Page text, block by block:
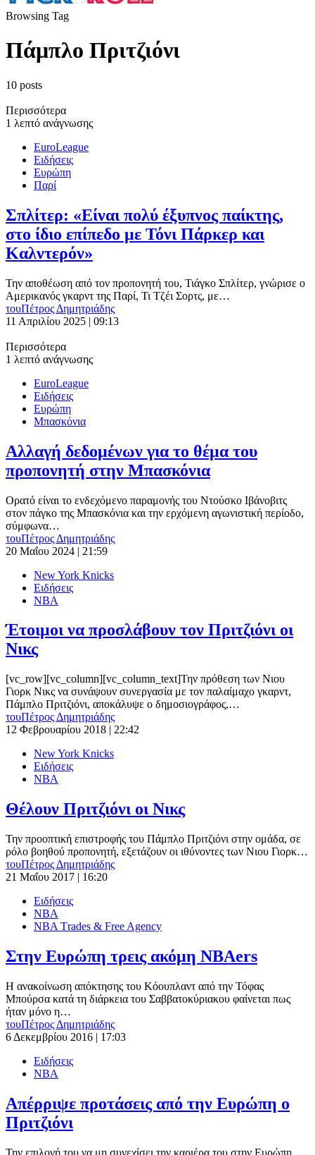
Browsing Tag
Πάμπλο Πριτζιόνι
10 posts
Περισσότερα
1 λεπτό ανάγνωσης
EuroLeague
Ειδήσεις
Ευρώπη
Παρί
Σπλίτερ: «Είναι πολύ έξυπνος παίκτης,
στο ίδιο επίπεδο με Τόνι Πάρκερ και
Καλντερόν»
Την αποθέωση από τον προπονητή του, Τιάγκο Σπλίτερ, γνώρισε ο
Αμερικανός γκαρντ της Παρί, Τι Τζέι Σορτς, με…
τουΠέτρος Δημητριάδης
11 Απριλίου 2025 | 09:13
Περισσότερα
1 λεπτό ανάγνωσης
EuroLeague
Ειδήσεις
Ευρώπη
Μπασκόνια
Αλλαγή δεδομένων για το θέμα του
προπονητή στην Μπασκόνια
Ορατό είναι το ενδεχόμενο παραμονής του Ντούσκο Ιβάνοβιτς
στον πάγκο της Μπασκόνια και την ερχόμενη αγωνιστική περίοδο,
σύμφωνα…
τουΠέτρος Δημητριάδης
20 Μαΐου 2024 | 21:59
New York Knicks
Ειδήσεις
ΝΒΑ
Έτοιμοι να προσλάβουν τον Πριτζιόνι οι
Νικς
[vc_row][vc_column][vc_column_text]Την πρόθεση των Νιου
Γιορκ Νικς να συνάψουν συνεργασία με τον παλαίμαχο γκαρντ,
Πάμπλο Πριτζιόνι, αποκάλυψε ο δημοσιογράφος,…
τουΠέτρος Δημητριάδης
12 Φεβρουαρίου 2018 | 22:42
New York Knicks
Ειδήσεις
ΝΒΑ
Θέλουν Πριτζιόνι οι Νικς
Την προοπτική επιστροφής του Πάμπλο Πριτζιόνι στην ομάδα, σε
ρόλο βοηθού προπονητή, εξετάζουν οι ιθύνοντες των Νιου Γιορκ…
τουΠέτρος Δημητριάδης
21 Μαΐου 2017 | 16:20
Ειδήσεις
ΝΒΑ
ΝΒΑ Τrades & Free Agency
Στην Ευρώπη τρεις ακόμη NBAers
Η ανακοίνωση απόκτησης του Κόουπλαντ από την Τόφας
Μπούρσα κατά τη διάρκεια του Σαββατοκύριακου φαίνεται πως
ήταν μόνο η…
τουΠέτρος Δημητριάδης
6 Δεκεμβρίου 2016 | 17:03
Ειδήσεις
ΝΒΑ
Απέρριψε προτάσεις από την Ευρώπη ο
Πριτζιόνι
Την επιλογή του να μη συνεχίσει την καριέρα του στην Ευρώπη